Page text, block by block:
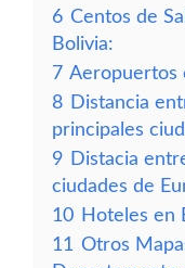
6 Centos de
Bolivia:
7 Aeropuertos
8 Distancia
principales
9 Distacia
ciudades de
10 Hoteles en
11 Otros